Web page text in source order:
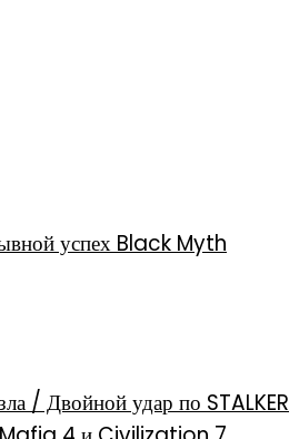
успех Black Myth
/ Двойной удар по STALKER